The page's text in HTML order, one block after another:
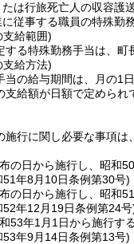
は行旅死亡人の収容護
従事する職員の特殊勤
給範囲)
する特殊勤務手当は、町
給方法)
当の給与期間は、月の1
支給額が日額で定めら
施行に関し必要な事項は
の日から施行し、昭和
51年8月10日条例第30号)
の日から施行し、昭和
52年12月19日条例第24号
53年1月1日から施行する
53年9月14日条例第13号)